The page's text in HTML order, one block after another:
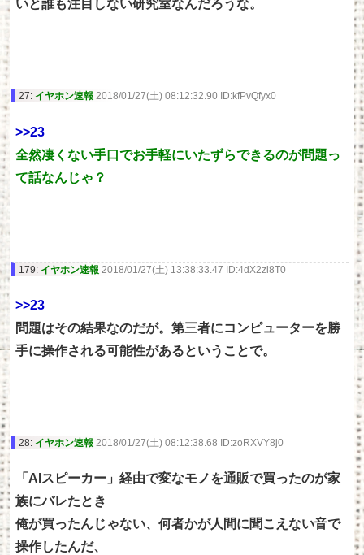
いと誰も注目しない研究室なんだろうな。
27: イヤホン速報 2018/01/27(土) 08:12:32.90 ID:kfPvQfyx0
>>23
全然凄くない手口でお手軽にいたずらできるのが問題っ
て話なんじゃ？
179: イヤホン速報 2018/01/27(土) 13:38:33.47 ID:4dX2zi8T0
>>23
問題はその結果なのだが。第三者にコンピューターを勝
手に操作される可能性があるということで。
28: イヤホン速報 2018/01/27(土) 08:12:38.68 ID:zoRXVY8j0
「AIスピーカー」経由で変なモノを通販で買ったのが家
族にバレたとき
俺が買ったんじゃない、何者かが人間に聞こえない音で
操作したんだ、